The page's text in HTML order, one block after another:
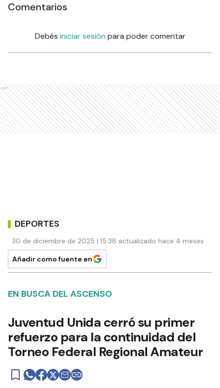
Comentarios
Debés iniciar sesión para poder comentar
Ads
DEPORTES
30 de diciembre de 2025 | 15:38 actualizado hace 4 meses
Añadir como fuente en
EN BUSCA DEL ASCENSO
Juventud Unida cerró su primer
refuerzo para la continuidad del
Torneo Federal Regional Amateur